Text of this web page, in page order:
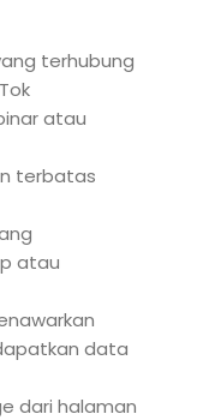
terhubung
atau
terbatas
atau
data
dari halaman